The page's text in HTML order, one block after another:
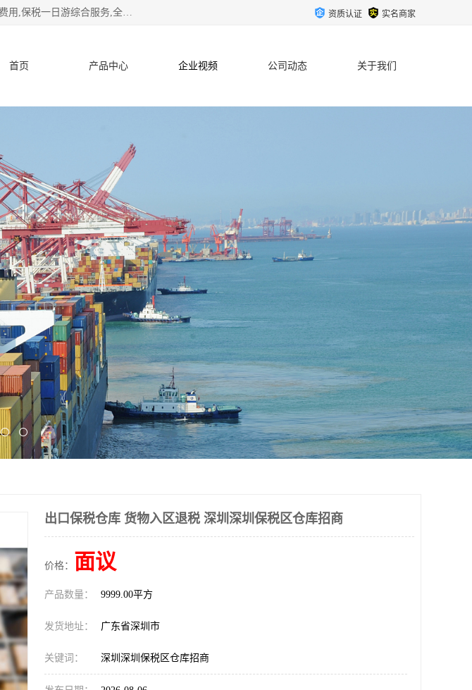
深圳市子扬国际物流有限公司专注深圳保税区转厂,保税区退运返修,转厂出口退税,坪山保税区转厂费用,保税一日游综合服务,全程托管，公司是严格按照“专业化定位、综合化经营、差异化发展”的经营思路建立的现代第三方物流，在通关业务、保税区仓储、退运返修、供应链金融方面具有较强的竞争优势。公司秉承“高效专业、服务客户、创新发展”的经营理念，已发展成为国内外知名企业的战略合作商。 资质认证 实名商家
首页 产品中心 企业视频 公司动态 关于我们
出口保税仓库 货物入区退税 深圳深圳保税区仓库招商
价格： 面议
产品数量： 9999.00平方
发货地址： 广东省深圳市
关键词： 深圳深圳保税区仓库招商